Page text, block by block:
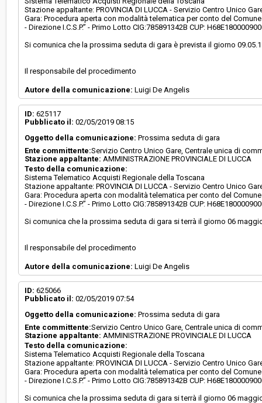
Stazione appaltante: PROVINCIA DI LUCCA - Servizio Centro Unico
Gara: Procedura aperta con modalità telematica per conto del
- Direzione I.C.S.P.” - Primo Lotto CIG:785891342B CUP:
Si comunica che la prossima seduta di gara è prevista il giorno
Il responsabile del procedimento
Autore della comunicazione: Luigi De Angelis
ID: 625117
Pubblicato il: 02/05/2019 08:15
Oggetto della comunicazione: Prossima seduta di gara
Ente committente:Servizio Centro Unico Gare, Centrale unica di
Stazione appaltante: AMMINISTRAZIONE PROVINCIALE DI LUCCA
Testo della comunicazione:
Sistema Telematico Acquisti Regionale della Toscana
Stazione appaltante: PROVINCIA DI LUCCA - Servizio Centro Unico
Gara: Procedura aperta con modalità telematica per conto del
- Direzione I.C.S.P.” - Primo Lotto CIG:785891342B CUP:
Si comunica che la prossima seduta di gara si terrà il giorno 06
Il responsabile del procedimento
Autore della comunicazione: Luigi De Angelis
ID: 625066
Pubblicato il: 02/05/2019 07:54
Oggetto della comunicazione: Prossima seduta di gara
Ente committente:Servizio Centro Unico Gare, Centrale unica di
Stazione appaltante: AMMINISTRAZIONE PROVINCIALE DI LUCCA
Testo della comunicazione:
Sistema Telematico Acquisti Regionale della Toscana
Stazione appaltante: PROVINCIA DI LUCCA - Servizio Centro Unico
Gara: Procedura aperta con modalità telematica per conto del
- Direzione I.C.S.P.” - Primo Lotto CIG:785891342B CUP:
Si comunica che la prossima seduta di gara si terrà il giorno 06